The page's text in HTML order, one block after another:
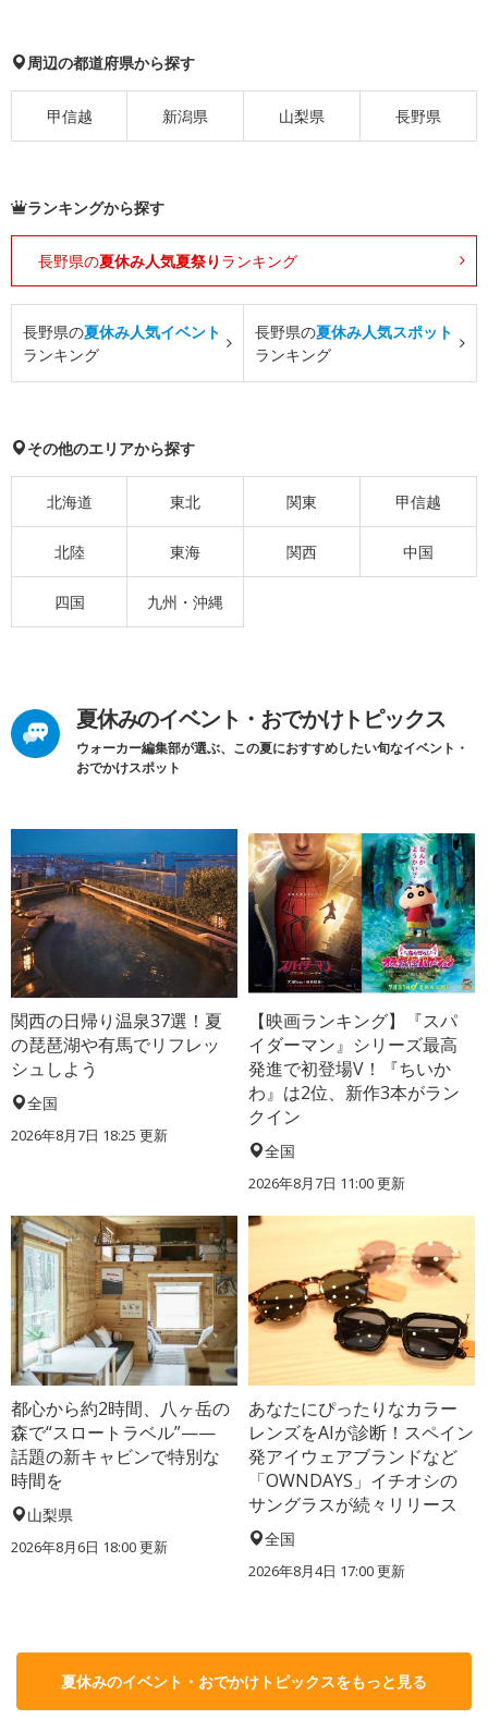
周辺の都道府県から探す
甲信越 新潟県 山梨県 長野県
ランキングから探す
長野県の夏休み人気夏祭り ランキング
長野県の夏休み人気イベント
ランキング
長野県の夏休み人気スポット
ランキング
その他のエリアから探す
北海道 東北 関東 甲信越
北陸 東海 関西 中国
四国 九州・沖縄
夏休みのイベント・おでかけトピックス
ウォーカー編集部が選ぶ、この夏におすすめしたい旬なイベント・
おでかけスポット
関西の日帰り温泉37選！夏
の琵琶湖や有馬でリフレッ
シュしよう
全国
2026年8月7日 18:25 更新
【映画ランキング】『スパ
イダーマン』シリーズ最高
発進で初登場V！『ちいか
わ』は2位、新作3本がラン
クイン
全国
2026年8月7日 11:00更新
都心から約2時間、八ヶ岳の
森で“スロートラベル”——
話題の新キャビンで特別な
時間を
山梨県
2026年8月6日 18:00更新
あなたにぴったりなカラー
レンズをAIが診断！スペイン
発アイウェアブランドなど
「OWNDAYS」イチオシの
サングラスが続々リリース
全国
2026年8月4日 17:00更新
夏休みのイベント・おでかけトピックスをもっと見る